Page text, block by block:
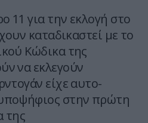
11 για την εκλογή στο
καταδικαστεί με το
Κώδικα της
να εκλεγούν
είχε αυτο-
στην πρώτη
της